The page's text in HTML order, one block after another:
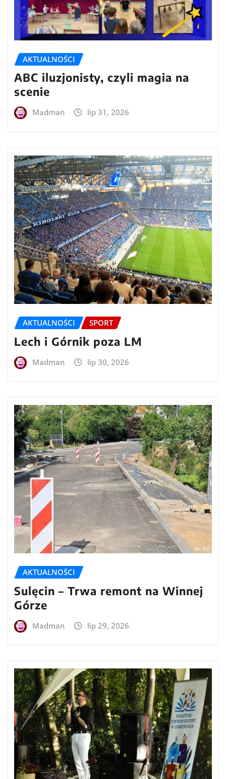
AKTUALNOŚCI
ABC iluzjonisty, czyli magia na
scenie
Madman lip 31, 2026
AKTUALNOŚCI SPORT
Lech i Górnik poza LM
Madman lip 30, 2026
AKTUALNOŚCI
Sulęcin – Trwa remont na Winnej
Górze
Madman lip 29, 2026